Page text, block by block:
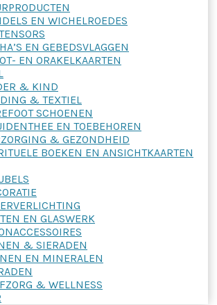
EN WICHELROEDES
EN GEBEDSVLAGGEN
EN ORAKELKAARTEN
& KIND
& TEXTIEL
SCHOENEN
EN TOEBEHOREN
& GEZONDHEID
BOEKEN EN ANSICHTKAARTEN
EN GLASWERK
& SIERADEN
EN MINERALEN
& WELLNESS